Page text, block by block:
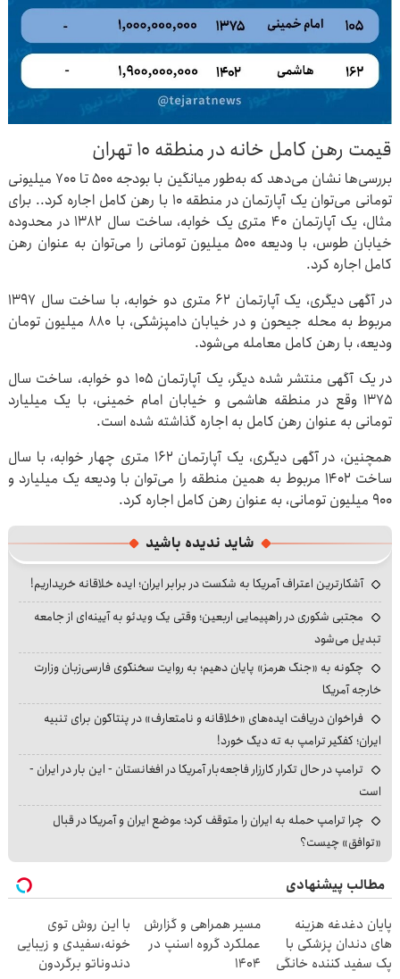
قیمت رهن کامل خانه در منطقه ۱۰ تهران
بررسی‌ها نشان می‌دهد که به‌طور میانگین با بودجه ۵۰۰ تا ۷۰۰ میلیونی
تومانی می‌توان یک آپارتمان در منطقه ۱۰ با رهن کامل اجاره کرد.. برای
مثال، یک آپارتمان ۴۰ متری یک خوابه، ساخت سال ۱۳۸۲ در محدوده
خیابان طوس، با ودیعه ۵۰۰ میلیون تومانی را می‌توان به عنوان رهن
کامل اجاره کرد.
در آگهی دیگری، یک آپارتمان ۶۲ متری دو خوابه، با ساخت سال ۱۳۹۷
مربوط به محله جیحون و در خیابان دامپزشکی، با ۸۸۰ میلیون تومان
ودیعه، با رهن کامل معامله می‌شود.
در یک آگهی منتشر شده دیگر، یک آپارتمان ۱۰۵ دو خوابه، ساخت سال
۱۳۷۵ وقع در منطقه هاشمی و خیابان امام خمینی، با یک میلیارد
تومانی به عنوان رهن کامل به اجاره گذاشته شده است.
همچنین، در آگهی دیگری، یک آپارتمان ۱۶۲ متری چهار خوابه، با سال
ساخت ۱۴۰۲ مربوط به همین منطقه را می‌توان با ودیعه یک میلیارد و
۹۰۰ میلیون تومانی، به عنوان رهن کامل اجاره کرد.
شاید ندیده باشید
آشکارترین اعتراف آمریکا به شکست در برابر ایران؛ ایده خلاقانه خریداریم!
مجتبی شکوری در راهپیمایی اربعین؛ وقتی یک ویدئو به آیینه‌ای از جامعه
تبدیل می‌شود
چگونه به «جنگ هرمز» پایان دهیم؛ به روایت سخنگوی فارسی‌زبان وزارت
خارجه آمریکا
فراخوان دریافت ایده‌های «خلاقانه و نامتعارف» در پنتاگون برای تنبیه
ایران؛ کفگیر ترامپ به ته دیگ خورد!
ترامپ در حال تکرار کارزار فاجعه‌بار آمریکا در افغانستان - این بار در ایران -
است
چرا ترامپ حمله به ایران را متوقف کرد؛ موضع ایران و آمریکا در قبال
«توافق» چیست؟
مطالب پیشنهادی
پایان دغدغه هزینه
های دندان پزشکی با
پک سفید کننده خانگی
مسیر همراهی و گزارش
عملکرد گروه اسنپ در
۱۴۰۴
با این روش توی
خونه،سفیدی و زیبایی
دندوناتو برگردون